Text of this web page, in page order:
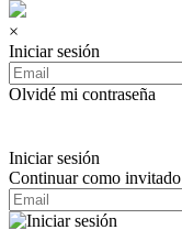
×
Iniciar sesión
Olvidé mi contraseña
Iniciar sesión
Continuar como invitado